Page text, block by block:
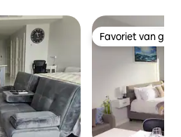
Favoriet van
Favoriet van